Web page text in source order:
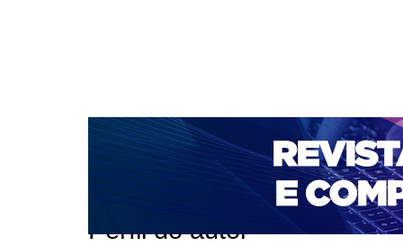
CAPA SOBRE ACESSO CADASTRO
NOTÍCIAS
PORTAL DE REVISTAS DA UNIFACS
PARA AVALIADORES
NOVA SUBMISSÃO
Perfil do autor